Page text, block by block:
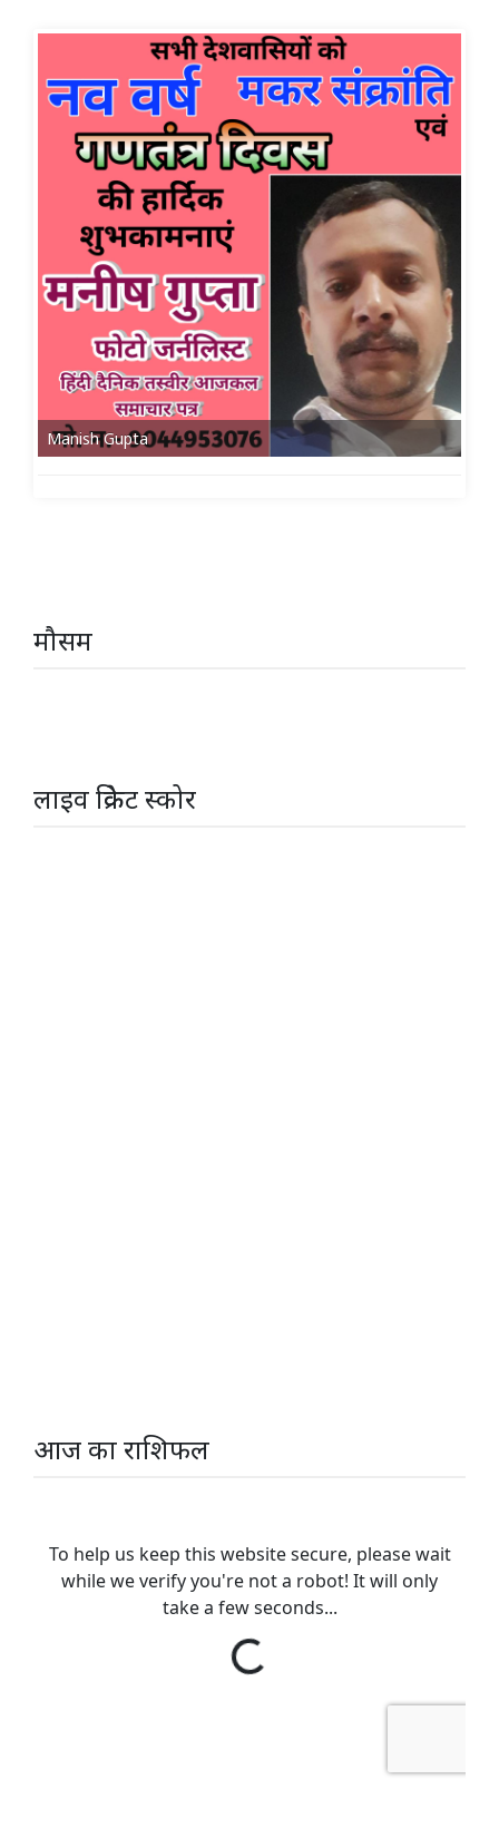
Manish Gupta
मौसम
लाइव क्रिकेट स्कोर
आज का राशिफल